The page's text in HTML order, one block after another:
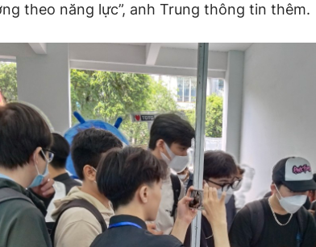
theo năng lực”, anh Trung thông tin thêm.